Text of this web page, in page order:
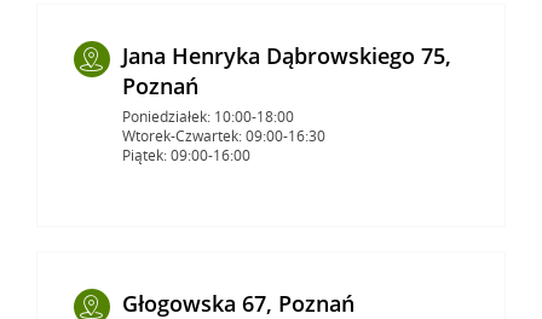
Jana Henryka Dąbrowskiego 75,
Poznań
Poniedziałek: 10:00-18:00
Wtorek-Czwartek: 09:00-16:30
Piątek: 09:00-16:00
Głogowska 67, Poznań